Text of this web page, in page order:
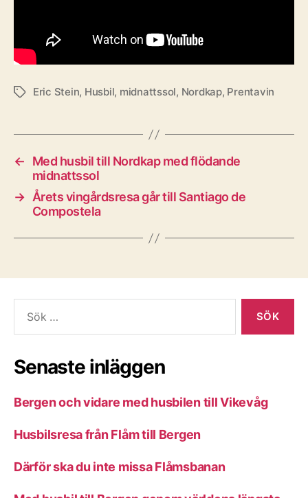
EtiketterEric Stein, Husbil, midnattssol, Nordkap, Prentavin
←
Med husbil till Nordkap med flödande
midnattssol
→ Årets vingårdsresa går till Santiago de
Compostela
efter:
Senaste inläggen
Bergen och vidare med husbilen till Vikevåg
Husbilsresa från Flåm till Bergen
Därför ska du inte missa Flåmsbanan